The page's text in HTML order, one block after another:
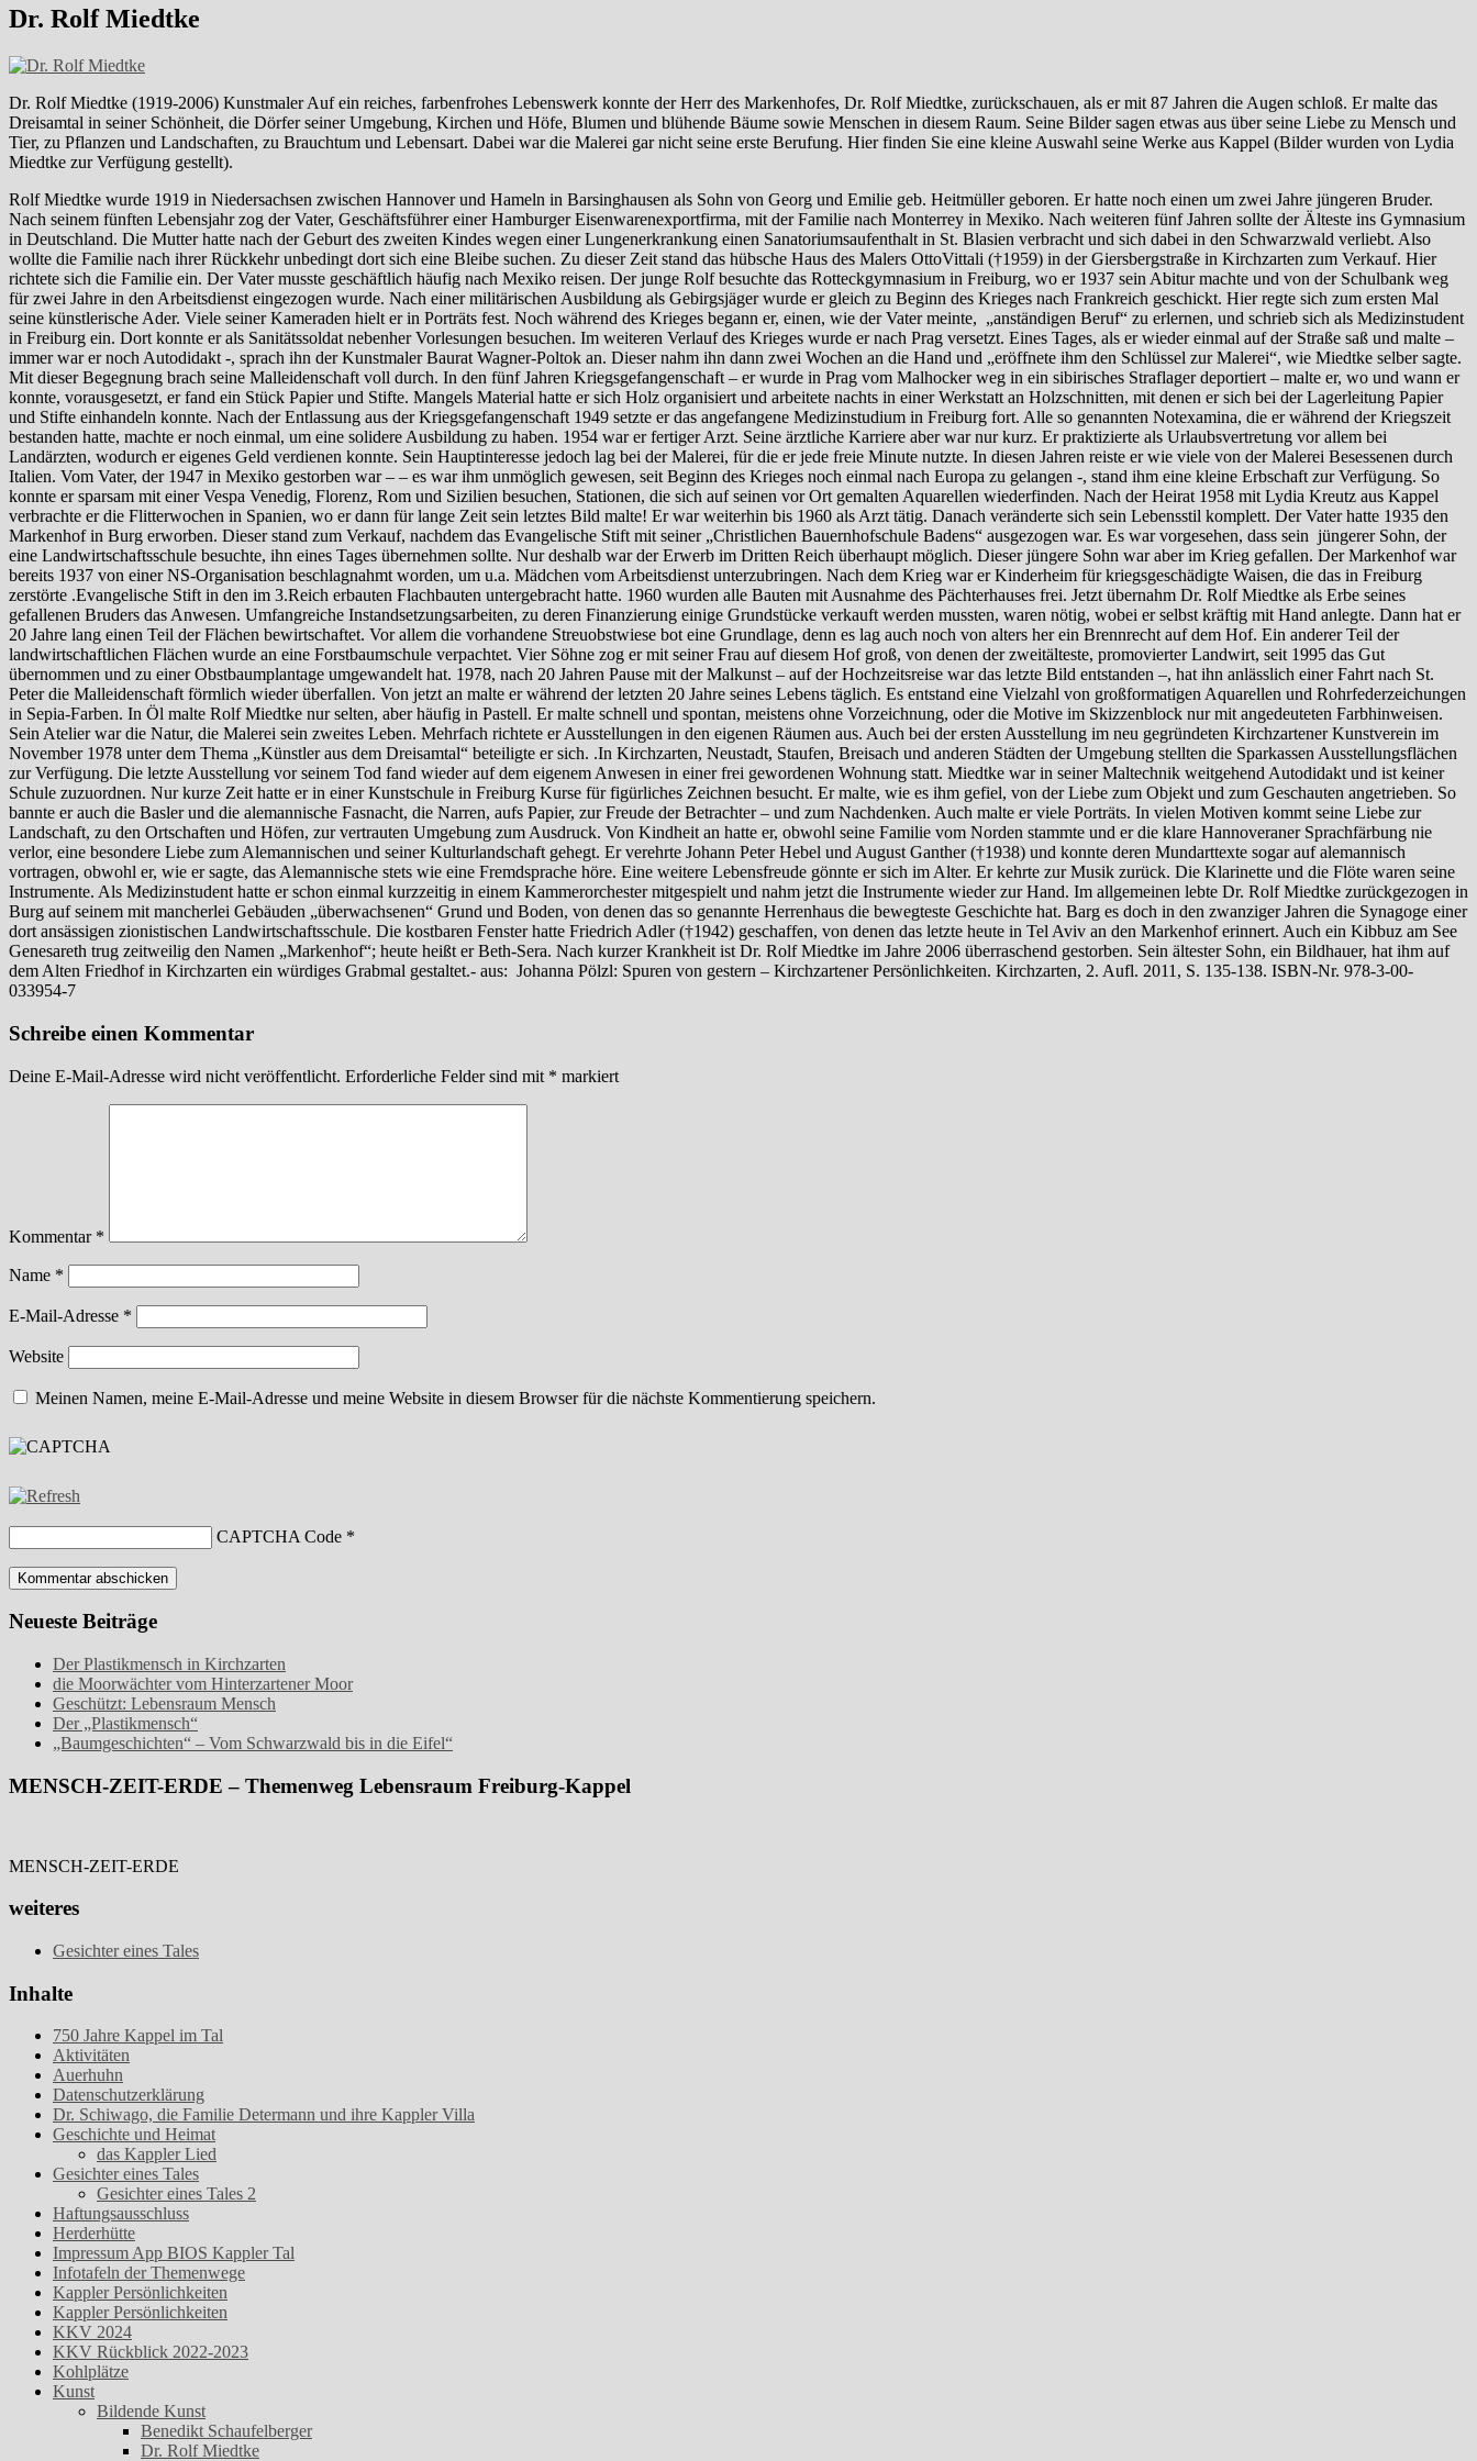
Dr. Rolf Miedtke
Dr. Rolf Miedtke (1919-2006) Kunstmaler Auf ein reiches, farbenfrohes Lebenswerk konnte der Herr des Markenhofes, Dr. Rolf Miedtke, zurückschauen, als er mit 87 Jahren die Augen schloß. Er malte das
Dreisamtal in seiner Schönheit, die Dörfer seiner Umgebung, Kirchen und Höfe, Blumen und blühende Bäume sowie Menschen in diesem Raum. Seine Bilder sagen etwas aus über seine Liebe zu Mensch und
Tier, zu Pflanzen und Landschaften, zu Brauchtum und Lebensart. Dabei war die Malerei gar nicht seine erste Berufung. Hier finden Sie eine kleine Auswahl seine Werke aus Kappel (Bilder wurden von Lydia
Miedtke zur Verfügung gestellt).
Rolf Miedtke wurde 1919 in Niedersachsen zwischen Hannover und Hameln in Barsinghausen als Sohn von Georg und Emilie geb. Heitmüller geboren. Er hatte noch einen um zwei Jahre jüngeren Bruder.
Nach seinem fünften Lebensjahr zog der Vater, Geschäftsführer einer Hamburger Eisenwarenexportfirma, mit der Familie nach Monterrey in Mexiko. Nach weiteren fünf Jahren sollte der Älteste ins Gymnasium
in Deutschland. Die Mutter hatte nach der Geburt des zweiten Kindes wegen einer Lungenerkrankung einen Sanatoriumsaufenthalt in St. Blasien verbracht und sich dabei in den Schwarzwald verliebt. Also
wollte die Familie nach ihrer Rückkehr unbedingt dort sich eine Bleibe suchen. Zu dieser Zeit stand das hübsche Haus des Malers OttoVittali (†1959) in der Giersbergstraße in Kirchzarten zum Verkauf. Hier
richtete sich die Familie ein. Der Vater musste geschäftlich häufig nach Mexiko reisen. Der junge Rolf besuchte das Rotteckgymnasium in Freiburg, wo er 1937 sein Abitur machte und von der Schulbank weg
für zwei Jahre in den Arbeitsdienst eingezogen wurde. Nach einer militärischen Ausbildung als Gebirgsjäger wurde er gleich zu Beginn des Krieges nach Frankreich geschickt. Hier regte sich zum ersten Mal
seine künstlerische Ader. Viele seiner Kameraden hielt er in Porträts fest. Noch während des Krieges begann er, einen, wie der Vater meinte, „anständigen Beruf“ zu erlernen, und schrieb sich als Medizinstudent
in Freiburg ein. Dort konnte er als Sanitätssoldat nebenher Vorlesungen besuchen. Im weiteren Verlauf des Krieges wurde er nach Prag versetzt. Eines Tages, als er wieder einmal auf der Straße saß und malte –
immer war er noch Autodidakt -, sprach ihn der Kunstmaler Baurat Wagner-Poltok an. Dieser nahm ihn dann zwei Wochen an die Hand und „eröffnete ihm den Schlüssel zur Malerei“, wie Miedtke selber sagte.
Mit dieser Begegnung brach seine Malleidenschaft voll durch. In den fünf Jahren Kriegsgefangenschaft – er wurde in Prag vom Malhocker weg in ein sibirisches Straflager deportiert – malte er, wo und wann er
konnte, vorausgesetzt, er fand ein Stück Papier und Stifte. Mangels Material hatte er sich Holz organisiert und arbeitete nachts in einer Werkstatt an Holzschnitten, mit denen er sich bei der Lagerleitung Papier
und Stifte einhandeln konnte. Nach der Entlassung aus der Kriegsgefangenschaft 1949 setzte er das angefangene Medizinstudium in Freiburg fort. Alle so genannten Notexamina, die er während der Kriegszeit
bestanden hatte, machte er noch einmal, um eine solidere Ausbildung zu haben. 1954 war er fertiger Arzt. Seine ärztliche Karriere aber war nur kurz. Er praktizierte als Urlaubsvertretung vor allem bei
Landärzten, wodurch er eigenes Geld verdienen konnte. Sein Hauptinteresse jedoch lag bei der Malerei, für die er jede freie Minute nutzte. In diesen Jahren reiste er wie viele von der Malerei Besessenen durch
Italien. Vom Vater, der 1947 in Mexiko gestorben war – – es war ihm unmöglich gewesen, seit Beginn des Krieges noch einmal nach Europa zu gelangen -, stand ihm eine kleine Erbschaft zur Verfügung. So
konnte er sparsam mit einer Vespa Venedig, Florenz, Rom und Sizilien besuchen, Stationen, die sich auf seinen vor Ort gemalten Aquarellen wiederfinden. Nach der Heirat 1958 mit Lydia Kreutz aus Kappel
verbrachte er die Flitterwochen in Spanien, wo er dann für lange Zeit sein letztes Bild malte! Er war weiterhin bis 1960 als Arzt tätig. Danach veränderte sich sein Lebensstil komplett. Der Vater hatte 1935 den
Markenhof in Burg erworben. Dieser stand zum Verkauf, nachdem das Evangelische Stift mit seiner „Christlichen Bauernhofschule Badens“ ausgezogen war. Es war vorgesehen, dass sein jüngerer Sohn, der
eine Landwirtschaftsschule besuchte, ihn eines Tages übernehmen sollte. Nur deshalb war der Erwerb im Dritten Reich überhaupt möglich. Dieser jüngere Sohn war aber im Krieg gefallen. Der Markenhof war
bereits 1937 von einer NS-Organisation beschlagnahmt worden, um u.a. Mädchen vom Arbeitsdienst unterzubringen. Nach dem Krieg war er Kinderheim für kriegsgeschädigte Waisen, die das in Freiburg
zerstörte .Evangelische Stift in den im 3.Reich erbauten Flachbauten untergebracht hatte. 1960 wurden alle Bauten mit Ausnahme des Pächterhauses frei. Jetzt übernahm Dr. Rolf Miedtke als Erbe seines
gefallenen Bruders das Anwesen. Umfangreiche Instandsetzungsarbeiten, zu deren Finanzierung einige Grundstücke verkauft werden mussten, waren nötig, wobei er selbst kräftig mit Hand anlegte. Dann hat er
20 Jahre lang einen Teil der Flächen bewirtschaftet. Vor allem die vorhandene Streuobstwiese bot eine Grundlage, denn es lag auch noch von alters her ein Brennrecht auf dem Hof. Ein anderer Teil der
landwirtschaftlichen Flächen wurde an eine Forstbaumschule verpachtet. Vier Söhne zog er mit seiner Frau auf diesem Hof groß, von denen der zweitälteste, promovierter Landwirt, seit 1995 das Gut
übernommen und zu einer Obstbaumplantage umgewandelt hat. 1978, nach 20 Jahren Pause mit der Malkunst – auf der Hochzeitsreise war das letzte Bild entstanden –, hat ihn anlässlich einer Fahrt nach St.
Peter die Malleidenschaft förmlich wieder überfallen. Von jetzt an malte er während der letzten 20 Jahre seines Lebens täglich. Es entstand eine Vielzahl von großformatigen Aquarellen und Rohrfederzeichungen
in Sepia-Farben. In Öl malte Rolf Miedtke nur selten, aber häufig in Pastell. Er malte schnell und spontan, meistens ohne Vorzeichnung, oder die Motive im Skizzenblock nur mit angedeuteten Farbhinweisen.
Sein Atelier war die Natur, die Malerei sein zweites Leben. Mehrfach richtete er Ausstellungen in den eigenen Räumen aus. Auch bei der ersten Ausstellung im neu gegründeten Kirchzartener Kunstverein im
November 1978 unter dem Thema „Künstler aus dem Dreisamtal“ beteiligte er sich. .In Kirchzarten, Neustadt, Staufen, Breisach und anderen Städten der Umgebung stellten die Sparkassen Ausstellungsflächen
zur Verfügung. Die letzte Ausstellung vor seinem Tod fand wieder auf dem eigenem Anwesen in einer frei gewordenen Wohnung statt. Miedtke war in seiner Maltechnik weitgehend Autodidakt und ist keiner
Schule zuzuordnen. Nur kurze Zeit hatte er in einer Kunstschule in Freiburg Kurse für figürliches Zeichnen besucht. Er malte, wie es ihm gefiel, von der Liebe zum Objekt und zum Geschauten angetrieben. So
bannte er auch die Basler und die alemannische Fasnacht, die Narren, aufs Papier, zur Freude der Betrachter – und zum Nachdenken. Auch malte er viele Porträts. In vielen Motiven kommt seine Liebe zur
Landschaft, zu den Ortschaften und Höfen, zur vertrauten Umgebung zum Ausdruck. Von Kindheit an hatte er, obwohl seine Familie vom Norden stammte und er die klare Hannoveraner Sprachfärbung nie
verlor, eine besondere Liebe zum Alemannischen und seiner Kulturlandschaft gehegt. Er verehrte Johann Peter Hebel und August Ganther (†1938) und konnte deren Mundarttexte sogar auf alemannisch
vortragen, obwohl er, wie er sagte, das Alemannische stets wie eine Fremdsprache höre. Eine weitere Lebensfreude gönnte er sich im Alter. Er kehrte zur Musik zurück. Die Klarinette und die Flöte waren seine
Instrumente. Als Medizinstudent hatte er schon einmal kurzzeitig in einem Kammerorchester mitgespielt und nahm jetzt die Instrumente wieder zur Hand. Im allgemeinen lebte Dr. Rolf Miedtke zurückgezogen in
Burg auf seinem mit mancherlei Gebäuden „überwachsenen“ Grund und Boden, von denen das so genannte Herrenhaus die bewegteste Geschichte hat. Barg es doch in den zwanziger Jahren die Synagoge einer
dort ansässigen zionistischen Landwirtschaftsschule. Die kostbaren Fenster hatte Friedrich Adler (†1942) geschaffen, von denen das letzte heute in Tel Aviv an den Markenhof erinnert. Auch ein Kibbuz am See
Genesareth trug zeitweilig den Namen „Markenhof“; heute heißt er Beth-Sera. Nach kurzer Krankheit ist Dr. Rolf Miedtke im Jahre 2006 überraschend gestorben. Sein ältester Sohn, ein Bildhauer, hat ihm auf
dem Alten Friedhof in Kirchzarten ein würdiges Grabmal gestaltet.- aus: Johanna Pölzl: Spuren von gestern – Kirchzartener Persönlichkeiten. Kirchzarten, 2. Aufl. 2011, S. 135-138. ISBN-Nr. 978-3-00-
033954-7
Schreibe einen Kommentar
Deine E-Mail-Adresse wird nicht veröffentlicht. Erforderliche Felder sind mit * markiert
Kommentar *
Name *
E-Mail-Adresse *
Website
Meinen Namen, meine E-Mail-Adresse und meine Website in diesem Browser für die nächste Kommentierung speichern.
CAPTCHA Code *
Neueste Beiträge
Der Plastikmensch in Kirchzarten
die Moorwächter vom Hinterzartener Moor
Geschützt: Lebensraum Mensch
Der „Plastikmensch“
„Baumgeschichten“ – Vom Schwarzwald bis in die Eifel“
MENSCH-ZEIT-ERDE – Themenweg Lebensraum Freiburg-Kappel
MENSCH-ZEIT-ERDE
weiteres
Gesichter eines Tales
Inhalte
750 Jahre Kappel im Tal
Aktivitäten
Auerhuhn
Datenschutzerklärung
Dr. Schiwago, die Familie Determann und ihre Kappler Villa
Geschichte und Heimat
das Kappler Lied
Gesichter eines Tales
Gesichter eines Tales 2
Haftungsausschluss
Herderhütte
Impressum App BIOS Kappler Tal
Infotafeln der Themenwege
Kappler Persönlichkeiten
Kappler Persönlichkeiten
KKV 2024
KKV Rückblick 2022-2023
Kohlplätze
Kunst
Bildende Kunst
Benedikt Schaufelberger
Dr. Rolf Miedtke